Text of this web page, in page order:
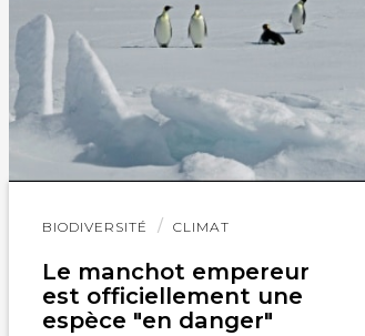
BIODIVERSITÉ CLIMAT
Le manchot empereur
est officiellement une
espèce "en danger"
Lire